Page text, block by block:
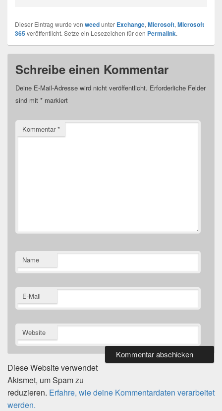
Dieser Eintrag wurde von weedunter Exchange, Microsoft, Microsoft
365veröffentlicht. Setze ein Lesezeichen für den Permalink.
Schreibe einen Kommentar
Deine E-Mail-Adresse wird nicht veröffentlicht. Erforderliche Felder
sind mit * markiert
Kommentar*
Name
E-Mail
Website
Diese Website verwendet
Akismet, um Spam zu
reduzieren. Erfahre, wie deine Kommentardaten verarbeitet
werden.